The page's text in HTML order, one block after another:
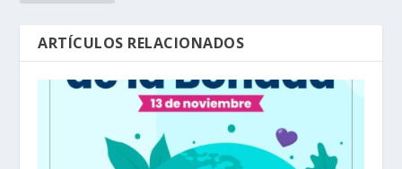
ARTÍCULOS RELACIONADOS